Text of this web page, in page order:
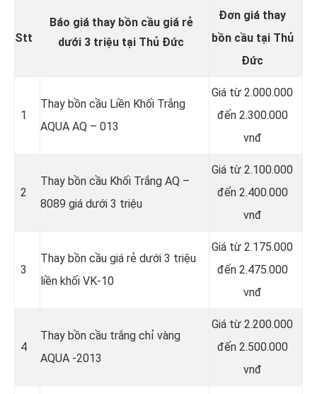
Stt
Báo giá thay bồn cầu giá rẻ
dưới 3 triệu tại Thủ Đức
Đơn giá thay
bồn cầu tại Thủ
Đức
1
Thay bồn cầu Liền Khối Trắng
AQUA AQ – 013
Giá từ 2.000.000
đến 2.300.000
vnđ
2
Thay bồn cầu Khối Trắng AQ –
8089 giá dưới 3 triệu
Giá từ 2.100.000
đến 2.400.000
vnđ
3
Thay bồn cầu giá rẻ dưới 3 triệu
liền khối VK-10
Giá từ 2.175.000
đến 2.475.000
vnđ
4
Thay bồn cầu trắng chỉ vàng
AQUA -2013
Giá từ 2.200.000
đến 2.500.000
vnđ